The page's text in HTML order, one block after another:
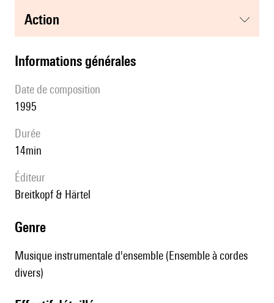
action
informations générales
date de composition
1995
durée
14min
éditeur
Breitkopf & Härtel
genre
Musique instrumentale d'ensemble (Ensemble à cordes
divers)